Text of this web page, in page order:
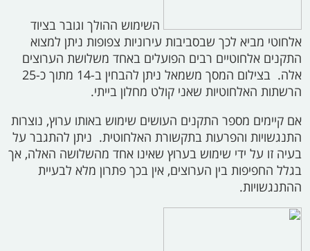
השימוש ההולך וגובר בציוד
אלחוטי מביא לכך שבסביבות עירוניות צפופות ניתן למצוא
התקנים אלחוטיים רבים הפועלים באחד משלושת הערוצים
אלה. בצילום המסך משמאל ניתן להבחין ב-14 מתוך כ-25
הרשתות האלחוטיות שאני קולט מחלון בייתי.
אם קיימים מספר התקנים העושים שימוש באותו ערוץ, נוצרות
התנגשויות והפרעות בתקשורת האלחוטית. ניתן להתגבר על
בעיה זו על ידי שימוש בערוץ שאינו אחד מהשלושה האלה, אך
בגלל החפיפות בין הערוצים, אין בכך פתרון מלא לבעיית
ההתנגשויות.